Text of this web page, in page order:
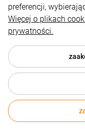
preferencji,
Więcej o plikach
prywatności.